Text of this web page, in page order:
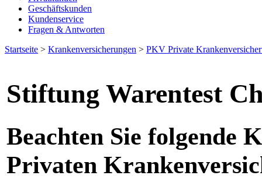
Geschäftskunden
Kundenservice
Fragen & Antworten
Startseite > Krankenversicherungen > PKV Private
Stiftung Warentest
Beachten Sie folgende
Privaten